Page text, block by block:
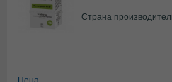
Страна